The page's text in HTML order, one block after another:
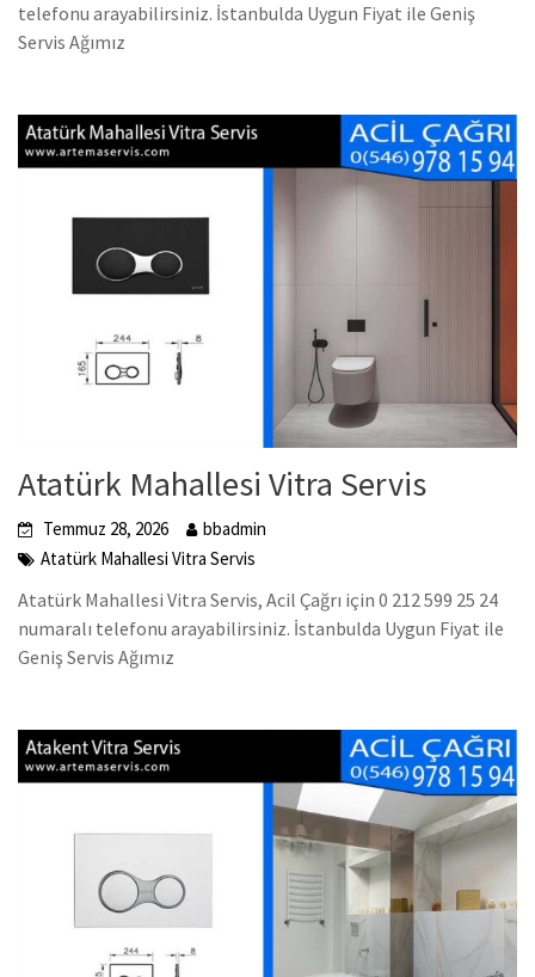
telefonu arayabilirsiniz. İstanbulda Uygun Fiyat ile Geniş
Servis Ağımız
Atatürk Mahallesi Vitra Servis
Temmuz 28, 2026
bbadmin
Atatürk Mahallesi Vitra Servis
Atatürk Mahallesi Vitra Servis, Acil Çağrı için 0 212 599 25 24
numaralı telefonu arayabilirsiniz. İstanbulda Uygun Fiyat ile
Geniş Servis Ağımız